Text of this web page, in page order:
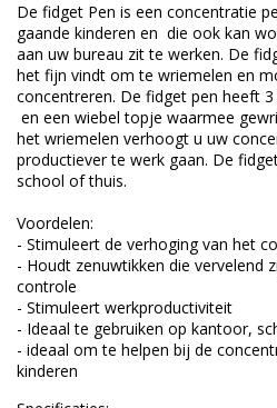
De fidget Pen is een concentratie
gaande kinderen en die ook kan
aan uw bureau zit te werken. De
het fijn vindt om te wriemelen en
concentreren. De fidget pen heeft
en een wiebel topje waarmee
het wriemelen verhoogt u uw
productiever te werk gaan. De
school of thuis.
Voordelen:
- Stimuleert de verhoging van het
- Houdt zenuwtikken die vervelend
controle
- Stimuleert werkproductiviteit
- Ideaal te gebruiken op kantoor,
- ideaal om te helpen bij de
kinderen